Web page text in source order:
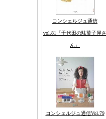
コンシェルジュ通信
vol.81「千代田の駄菓子屋さ
ん」
コンシェルジュ通信Vol.79